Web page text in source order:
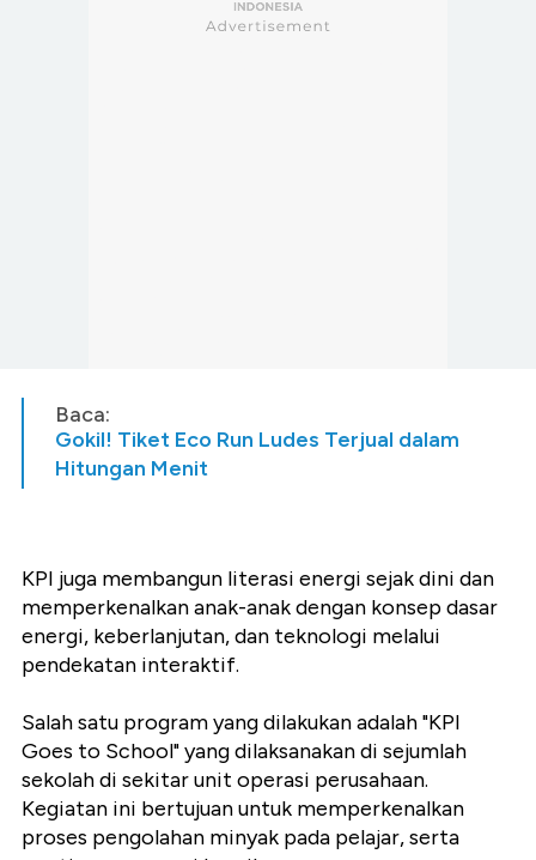
Baca:
Gokil! Tiket Eco Run Ludes Terjual dalam
Hitungan Menit
KPI juga membangun literasi energi sejak dini dan
memperkenalkan anak-anak dengan konsep dasar
energi, keberlanjutan, dan teknologi melalui
pendekatan interaktif.
Salah satu program yang dilakukan adalah "KPI
Goes to School" yang dilaksanakan di sejumlah
sekolah di sekitar unit operasi perusahaan.
Kegiatan ini bertujuan untuk memperkenalkan
proses pengolahan minyak pada pelajar, serta